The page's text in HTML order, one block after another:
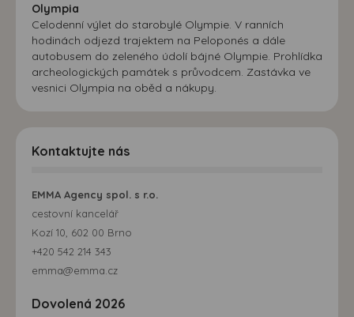
Olympia
Celodenní výlet do starobylé Olympie. V ranních
hodinách odjezd trajektem na Peloponés a dále
autobusem do zeleného údolí bájné Olympie. Prohlídka
archeologických památek s průvodcem. Zastávka ve
vesnici Olympia na oběd a nákupy.
Kontaktujte nás
EMMA Agency spol. s r.o.
cestovní kancelář
Kozí 10, 602 00 Brno
+420 542 214 343
emma@emma.cz
Dovolená 2026